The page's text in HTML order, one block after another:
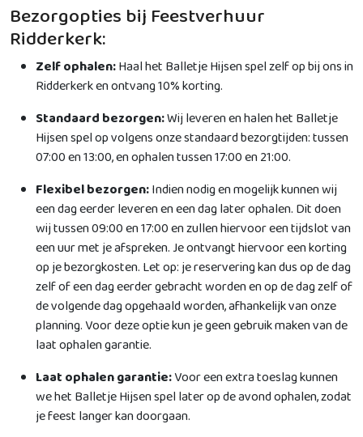
Bezorgopties bij Feestverhuur
Ridderkerk:
Zelf ophalen:Haal het Balletje Hijsen spel zelf op bij ons in
Ridderkerk en ontvang 10% korting.
Standaard bezorgen:Wij leveren en halen het Balletje
Hijsen spel op volgens onze standaard bezorgtijden: tussen
07:00 en 13:00, en ophalen tussen 17:00 en 21:00.
Flexibel bezorgen:Indien nodig en mogelijk kunnen wij
een dag eerder leveren en een dag later ophalen. Dit doen
wij tussen 09:00 en 17:00 en zullen hiervoor een tijdslot van
een uur met je afspreken. Je ontvangt hiervoor een korting
op je bezorgkosten. Let op: je reservering kan dus op de dag
zelf of een dag eerder gebracht worden en op de dag zelf of
de volgende dag opgehaald worden, afhankelijk van onze
planning. Voor deze optie kun je geen gebruik maken van de
laat ophalen garantie.
Laat ophalen garantie:Voor een extra toeslag kunnen
we het Balletje Hijsen spel later op de avond ophalen, zodat
je feest langer kan doorgaan.